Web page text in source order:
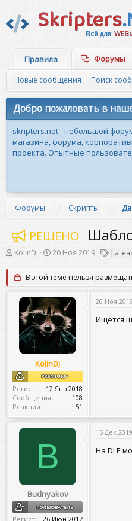
Skripters
Всё для
Правила Форумы
Новые сообщения Поиск
Добро пожаловать в
skripters.net - небольшой
магазина, форума,
проекта. Опытные
Форумы Скрипты
РЕШЕНО
А
т
о
р
KolinDj
Д
т
а
н
а
ч
а
л
20 Ноя 2019
Т
е
г
и
В этой теме нельзя
KolinDj
PREMIUM+
Регист
12 Янв 2018
Сообщения
108
Реакции
51
20 Ноя 2019
Ищется
B
Budnyakov
ПОЛЬЗОВАТЕЛЬ
Регист
26 Июн 2017
15 Дек 2019
На DLE